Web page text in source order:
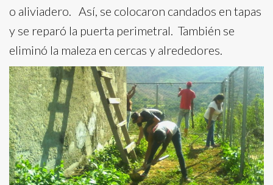
o aliviadero. Así, se colocaron candados en tapas
y se reparó la puerta perimetral. También se
eliminó la maleza en cercas y alrededores.